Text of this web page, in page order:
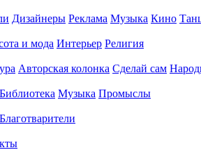
Дизайнеры Реклама Музыка Кино
и мода Интерьер Религия
Авторская колонка Сделай сам
Библиотека Музыка Промыслы
Благотварители